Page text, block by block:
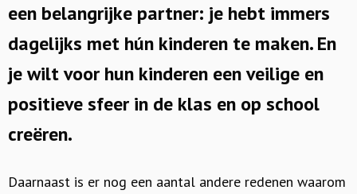
een belangrijke partner: je hebt immers
dagelijks met hún kinderen te maken. En
je wilt voor hun kinderen een veilige en
positieve sfeer in de klas en op school
creëren.
Daarnaast is er nog een aantal andere redenen waarom